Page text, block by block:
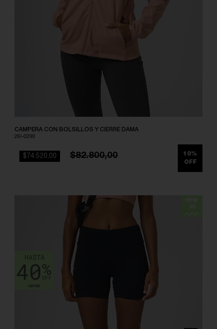
CAMPERA CON BOLSILLOS Y CIERRE DAMA
26I-0290
$74.520,00 $82.800,00
10%
OFF